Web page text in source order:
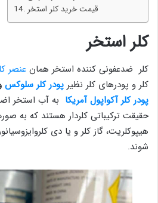
قیمت خرید کلر استخر
کلر استخر
کلر ضدعفونی کننده استخر همان عنصر
کلر و پودرهای کلر نظیر پودر کلر سلوکس
پودر کلر آکواپول آمریکا به آب استخر
حقیقت ترکیباتی کلردار هستند که به
هیپوکلریت، گاز کلر و یا دی
شوند.